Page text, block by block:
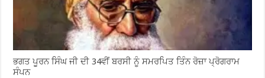
ਭਗਤ ਪੂਰਨ ਸਿੰਘ ਜੀ ਦੀ 34ਵੀਂ ਬਰਸੀ ਨੂੰ ਸਮਰਪਿਤ ਤਿੰਨ ਰੋਜ਼ਾ ਪ੍ਰੋਗਰਾਮ
ਸੰਪਨ